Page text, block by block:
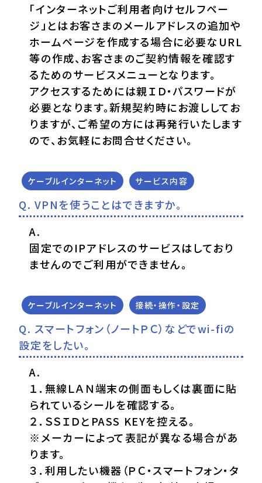
「インターネットご利用者向けセルフペー
ジ」とはお客さまのメールアドレスの追加や
ホームページを作成する場合に必要なURL
等の作成、お客さまのご契約情報を確認す
るためのサービスメニューとなります。
アクセスするためには親ＩＤ・パスワードが
必要となります。新規契約時にお渡ししてお
りますが、ご希望の方には再発行いたします
ので、お気軽にお問合せください。
ケーブルインターネット サービス内容
VPNを使うことはできますか。
固定でのIPアドレスのサービスはしており
ませんのでご利用ができません。
ケーブルインターネット 接続・操作・設定
スマートフォン（ノートＰＣ）などでwi-fiの
設定をしたい。
１．無線ＬＡＮ端末の側面もしくは裏面に貼
られているシールを確認する。
２．ＳＳＩＤとPASS KEYを控える。
※メーカーによって表記が異なる場合があ
ります。
３．利用したい機器（ＰＣ・スマートフォン・タ